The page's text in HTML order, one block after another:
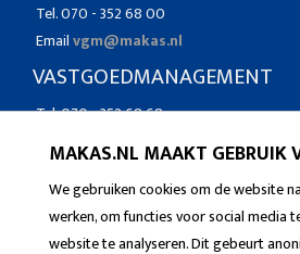
MAKAS.NL MAAKT GEBRUIK
We gebruiken cookies om de website
werken, om functies voor social media
website te analyseren. Dit gebeurt
Tel. 070 - 352 68 00
Emailvgm@makas.nl
VASTGOEDMANAGEMENT
Tel. 070 - 352 68 68
Email vgm@makas.nl